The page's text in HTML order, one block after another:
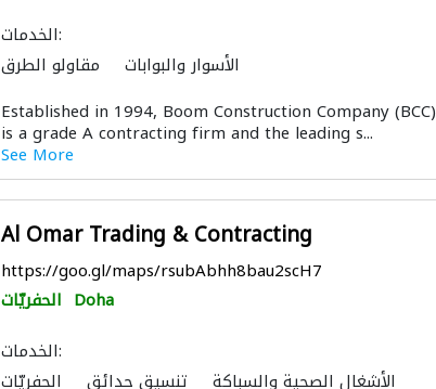
الخدمات:
مقاولو الطرق
الأسوار والبوابات
تسرّب المياه الأبنية مسبقة الصنع الحفريّات
قواعد الأساس الصيانة الكهربائية الحجر والرخام
نظام الصرف الصحي
Established in 1994, Boom Construction Company (BCC)
is a grade A contracting firm and the leading s...
See More
Al Omar Trading & Contracting
https://goo.gl/maps/rsubAbhh8bau2scH7
الحفريّات Doha
الخدمات:
الحفريّات
تنسيق حدائق الأشغال الصحية والسباكة